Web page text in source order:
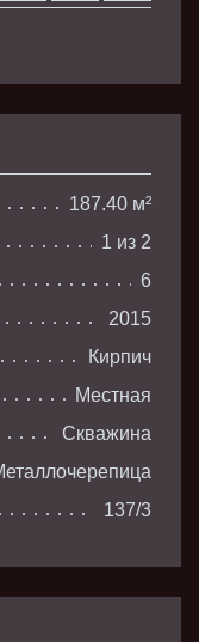
187.40 м²
1 из 2
6
2015
Кирпич
Местная
Скважина
137/3